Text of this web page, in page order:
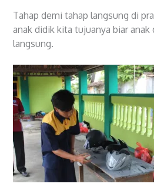
Tahap demi tahap langsung di
anak didik kita tujuanya biar anak
langsung.